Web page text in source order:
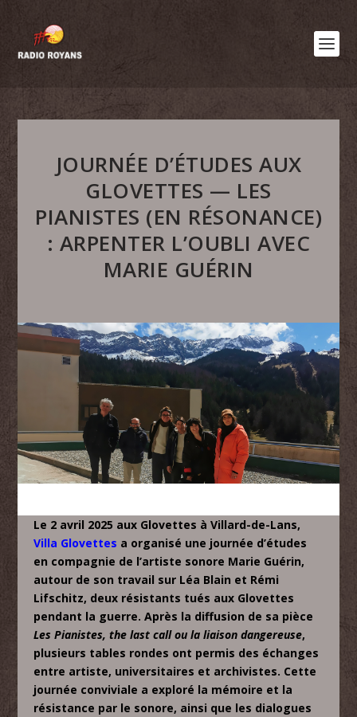
JOURNÉE D’ÉTUDES AUX
GLOVETTES — LES
PIANISTES (EN RÉSONANCE)
: ARPENTER L’OUBLI AVEC
MARIE GUÉRIN
Le 2 avril 2025 aux Glovettes à Villard-de-Lans,
Villa Glovettes a organisé une journée d’études
en compagnie de l’artiste sonore Marie Guérin,
autour de son travail sur Léa Blain et Rémi
Lifschitz, deux résistants tués aux Glovettes
pendant la guerre. Après la diffusion de sa pièce
Les Pianistes, the last call ou la liaison dangereuse,
plusieurs tables rondes ont permis des échanges
entre artiste, universitaires et archivistes. Cette
journée conviviale a exploré la mémoire et la
résistance par le sonore, ainsi que les dialogues